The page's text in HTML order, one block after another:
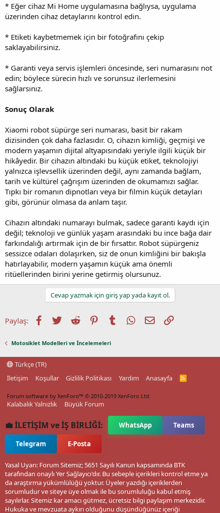
* Eğer cihaz Mi Home uygulamasına bağlıysa, uygulama
üzerinden cihaz detaylarını kontrol edin.
* Etiketi kaybetmemek için bir fotoğrafını çekip
saklayabilirsiniz.
* Garanti veya servis işlemleri öncesinde, seri numarasını not
edin; böylece sürecin hızlı ve sorunsuz ilerlemesini
sağlarsınız.
Sonuç Olarak
Xiaomi robot süpürge seri numarası, basit bir rakam
dizisinden çok daha fazlasıdır. O, cihazın kimliği, geçmişi ve
modern yaşamın dijital altyapısındaki yeriyle ilgili küçük bir
hikâyedir. Bir cihazın altındaki bu küçük etiket, teknolojiyi
yalnızca işlevsellik üzerinden değil, aynı zamanda bağlam,
tarih ve kültürel çağrışım üzerinden de okumamızı sağlar.
Tıpkı bir romanın dipnotları veya bir filmin küçük detayları
gibi, görünür olmasa da anlam taşır.
Cihazın altındaki numarayı bulmak, sadece garanti kaydı için
değil; teknoloji ve günlük yaşam arasındaki bu ince bağa dair
farkındalığı artırmak için de bir fırsattır. Robot süpürgeniz
sessizce odaları dolaşırken, siz de onun kimliğini bir bakışla
hatırlayabilir, modern yaşamın küçük ama önemli
ritüellerinden birini yerine getirmiş olursunuz.
Cevap yazmak için giriş yap yada kayıt ol.
Paylaş: Facebook
TwitterReddit PinterestTumblrWhatsApp
E-postaLink
Motosiklet Modelleri ve İncelemeleri
Türkçe (TR)
İletişim
Koşullar Gizlilik Politikası Yardım Anasayfa
R
Forum software by XenForo™ © 2010-2019 XenForo Ltd.
Kalabalık Yalnızlık Büyük Forum
💼 İLETİŞİM ve İŞ BİRLİĞİ: WhatsApp Teams
Telegram E-Posta
Yasal Uyarı: Forum Sitemiz; 5651 Sayılı Kanun kapsamında BTK
tarafından onaylı Yer Sağlayıcı'dır. Bu sebeple içerikleri kontrol etme ya
da araştırma yükümlülüğü yoktur. Üyeler yazdığı içeriklerden
sorumludur ve siteye üye olmak ile bu sorumluluğu kabul etmiş
sayılırlar. Sitemiz kar amacı gütmez, ücretsiz bilgi paylaşım merkezidir.
Hukuka ve mevzuata aykırı olduğunu düşündüğünüz içeriği